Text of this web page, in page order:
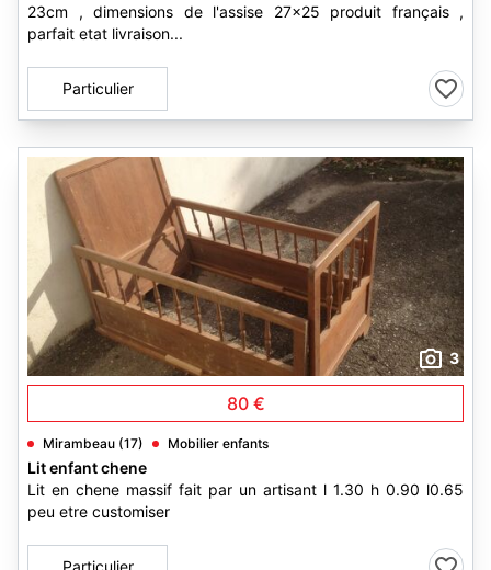
23cm , dimensions de l'assise 27x25 produit français ,
parfait etat livraison...
Particulier
3
80 €
Mirambeau (17) Mobilier enfants
Lit enfant chene
Lit en chene massif fait par un artisant l 1.30 h 0.90 l0.65
peu etre customiser
Particulier